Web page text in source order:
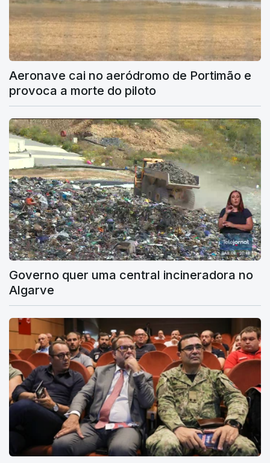
Aeronave cai no aeródromo de Portimão e
provoca a morte do piloto
Governo quer uma central incineradora no
Algarve